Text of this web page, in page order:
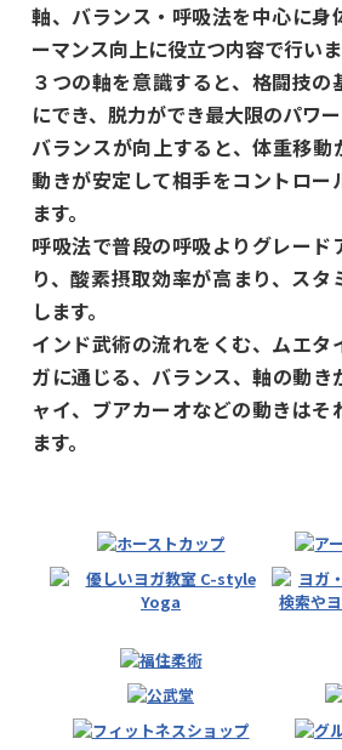
軸、バランス・呼吸法を中心に身
ーマンス向上に役立つ内容で行いま
３つの軸を意識すると、格闘技
にでき、脱力ができ最大限のパワー
バランスが向上すると、体重移動
動きが安定して相手をコントロー
ます。
呼吸法で普段の呼吸よりグレード
り、酸素摂取効率が高まり、ス
します。
インド武術の流れをくむ、ムエタ
ガに通じる、バランス、軸の動き
ャイ、ブアカーオなどの動きはそ
ます。